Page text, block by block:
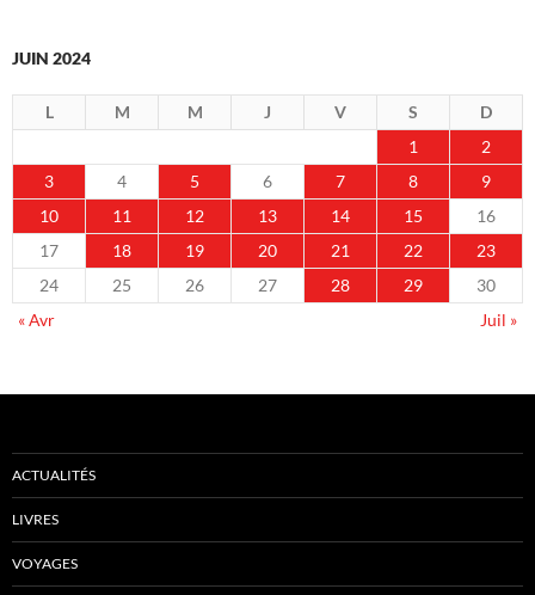
JUIN 2024
L M M J V S
D
1
2
3
4 5 6 7 8
9
10
11 12 13 14 15
16
17
18 19 20 21 22
23
24
25 26 27 28 29
30
« Avr
Juil »
ACTUALITÉS
LIVRES
VOYAGES